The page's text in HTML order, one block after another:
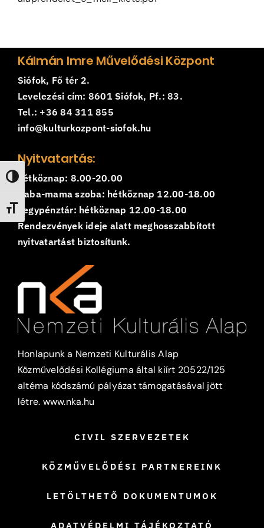
Nagy kontraszt váltása
Betűméret váltása
Kapcsolat
Kálmán Imre Művelődési Központ
Siófok, Fő tér 2.
Levelezési cím: 8601 Siófok, Pf.: 83.
Tel.: +36 84 311 855
info@kulturkozpont-siofok.hu
Nyitvatartás:
hétköznap: 8.00-20.00
Baba-mama szoba: hétköznap 12.00-18.00
Jegypénztár: hétköznap 12.00-18.00
Rendezvények ideje alatt meghosszabbított
nyitvatartást biztosítunk.
Honlapunk a Nemzeti Kulturális Alap
Közművelődési Kollégiuma által kiírt 20522/125
altéma kódszámú pályázat támogatásával jött
létre. www.nka.hu
CIVIL SZERVEZETEK
KÖZMŰVELŐDÉSI PARTNEREINK
LETÖLTHETŐ DOKUMENTUMOK
ADATVÉDELMI TÁJÉKOZTATÓ